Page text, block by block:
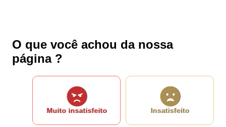
Ligue para nós
(77) 3682-2009
gabinete@iuiu.ba.gov.br
O que você achou da nossa
página ?
Muito insatisfeito Insatisfeito